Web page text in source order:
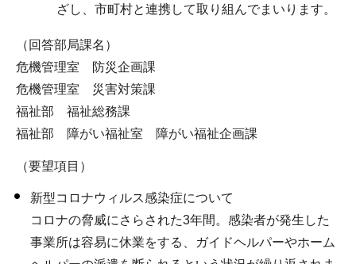
ざし、市町村と連携して取り組んでまいります。
（回答部局課名）
危機管理室 防災企画課
危機管理室 災害対策課
福祉部 福祉総務課
福祉部 障がい福祉室 障がい福祉企画課
（要望項目）
新型コロナウィルス感染症について
コロナの脅威にさらされた3年間。感染者が発生した
事業所は容易に休業をする、ガイドヘルパーやホーム